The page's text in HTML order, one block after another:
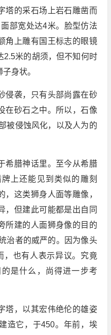
塔的采石场上岩石雕凿而
部宽处达4米。脸型仿法
角上雕有国王标志的眼镜
2.5米的胡须，但不知何时
身状。
侵袭，只有头部尚露在砂
在砂石之中。所以，石像
被侵蚀风化，以及人为的
希腊神话里。至今从希腊
上还能见到类似的雕刻
这类狮身人面等雕像，
，但建此可能都是出自同
所建的人面狮身像的目的
治者的威严的。因为像头
，也有人表示异议。究竟
是什么，尚得进一步考
塔，以其宏伟绝伦的雄姿
造它，于450。年前，埃